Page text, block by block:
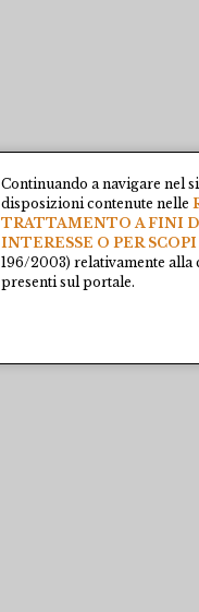
Continuando a navigare nel
disposizioni contenute nelle
TRATTAMENTO A FINI
INTERESSE O PER
196/2003) relativamente
presenti sul portale.